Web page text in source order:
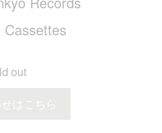
Cassettes
out
せはこちら